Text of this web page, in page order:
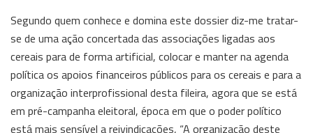
Segundo quem conhece e domina este dossier diz-me tratar-
se de uma ação concertada das associações ligadas aos
cereais para de forma artificial, colocar e manter na agenda
política os apoios financeiros públicos para os cereais e para a
organização interprofissional desta fileira, agora que se está
em pré-campanha eleitoral, época em que o poder político
está mais sensível a reivindicações, “A organização deste